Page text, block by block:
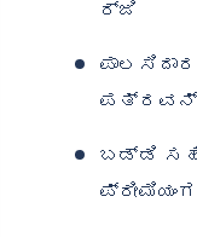
ರ್ಜಿ
ಬಡ್ಡಿ